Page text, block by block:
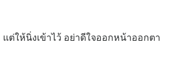
ต่ให้นิ่งเข้าไว้ อย่าดีใจออกหน้าออกตา